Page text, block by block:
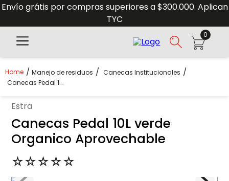
Envío grátis por compras superiores a $300.000. Aplican
TYC
0
Manejo de residuos
Canecas Institucionales
Canecas Pedal 10L Verde Organico Aprovechable
estra
Canecas Pedal 10L verde
Organico Aprovechable
☆☆☆☆☆